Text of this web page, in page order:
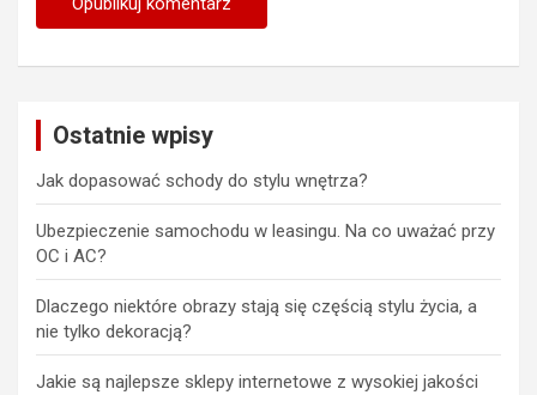
Ostatnie wpisy
Jak dopasować schody do stylu wnętrza?
Ubezpieczenie samochodu w leasingu. Na co uważać przy
OC i AC?
Dlaczego niektóre obrazy stają się częścią stylu życia, a
nie tylko dekoracją?
Jakie są najlepsze sklepy internetowe z wysokiej jakości